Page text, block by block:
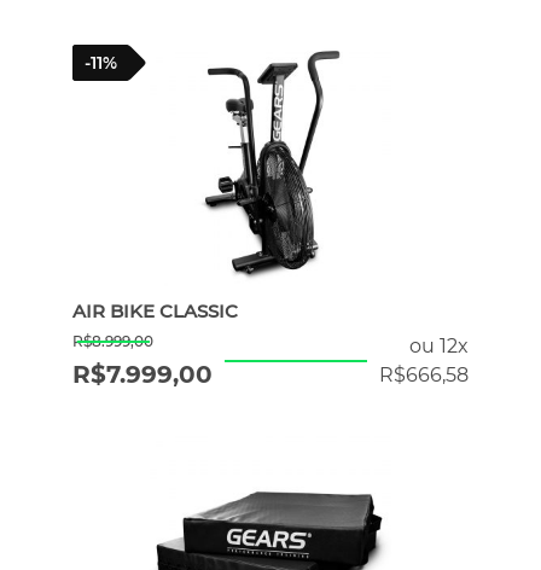
PILATES
ATENDIMENTO POR WHATSAPP
-11%
AIR BIKE CLASSIC
ou 12x
R$666,58
R$8.999,00
R$7.999,00